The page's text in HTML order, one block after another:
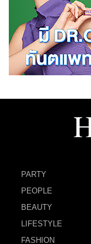
PARTY
PEOPLE
BEAUTY
LIFESTYLE
FASHION